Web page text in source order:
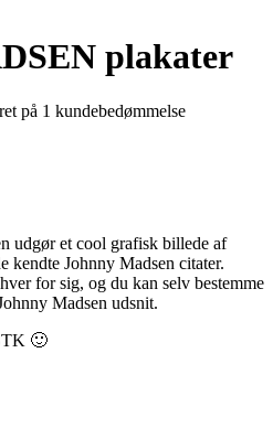
plakater
på 1 kundebedømmelse
udgør et cool grafisk billede af
kendte Johnny Madsen citater.
for sig, og du kan selv bestemme
Madsen udsnit.
🙂